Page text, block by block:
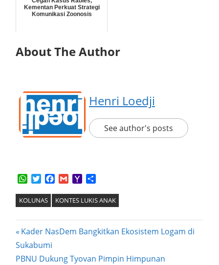
Kementan Perkuat Strategi
Komunikasi Zoonosis
About The Author
Henri Loedji
See author's posts
WhatsApp
TwitterFacebook
GmailYahoo
KOLUNAS KONTES LUKIS ANAK
Post
navigation
Previous
Post:
Kader NasDem Bangkitkan Ekosistem Logam di
Sukabumi
Next
PBNU Dukung Tyovan Pimpin Himpunan